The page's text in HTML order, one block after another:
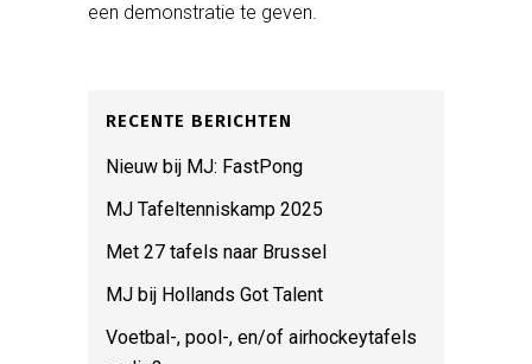
een demonstratie te geven.
RECENTE BERICHTEN
Nieuw bij MJ: FastPong
MJ Tafeltenniskamp 2025
Met 27 tafels naar Brussel
MJ bij Hollands Got Talent
Voetbal-, pool-, en/of airhockeytafels